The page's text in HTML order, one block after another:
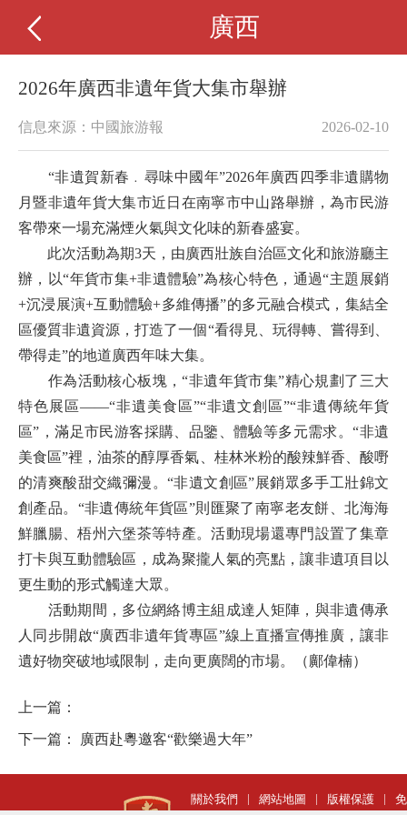
廣西
2026年廣西非遺年貨大集市舉辦
信息來源：中國旅游報 2026-02-10
“非遺賀新春﹒尋味中國年”2026年廣西四季非遺購物
月暨非遺年貨大集市近日在南寧市中山路舉辦，為市民游
客帶來一場充滿煙火氣與文化味的新春盛宴。
此次活動為期3天，由廣西壯族自治區文化和旅游廳主
辦，以“年貨市集+非遺體驗”為核心特色，通過“主題展銷
+沉浸展演+互動體驗+多維傳播”的多元融合模式，集結全
區優質非遺資源，打造了一個“看得見、玩得轉、嘗得到、
帶得走”的地道廣西年味大集。
作為活動核心板塊，“非遺年貨市集”精心規劃了三大
特色展區——“非遺美食區”“非遺文創區”“非遺傳統年貨
區”，滿足市民游客採購、品鑒、體驗等多元需求。“非遺
美食區”裡，油茶的醇厚香氣、桂林米粉的酸辣鮮香、酸嘢
的清爽酸甜交織彌漫。“非遺文創區”展銷眾多手工壯錦文
創產品。“非遺傳統年貨區”則匯聚了南寧老友餅、北海海
鮮臘腸、梧州六堡茶等特產。活動現場還專門設置了集章
打卡與互動體驗區，成為聚攏人氣的亮點，讓非遺項目以
更生動的形式觸達大眾。
活動期間，多位網絡博主組成達人矩陣，與非遺傳承
人同步開啟“廣西非遺年貨專區”線上直播宣傳推廣，讓非
遺好物突破地域限制，走向更廣闊的市場。（鄺偉楠）
上一篇：
下一篇： 廣西赴粵邀客“歡樂過大年”